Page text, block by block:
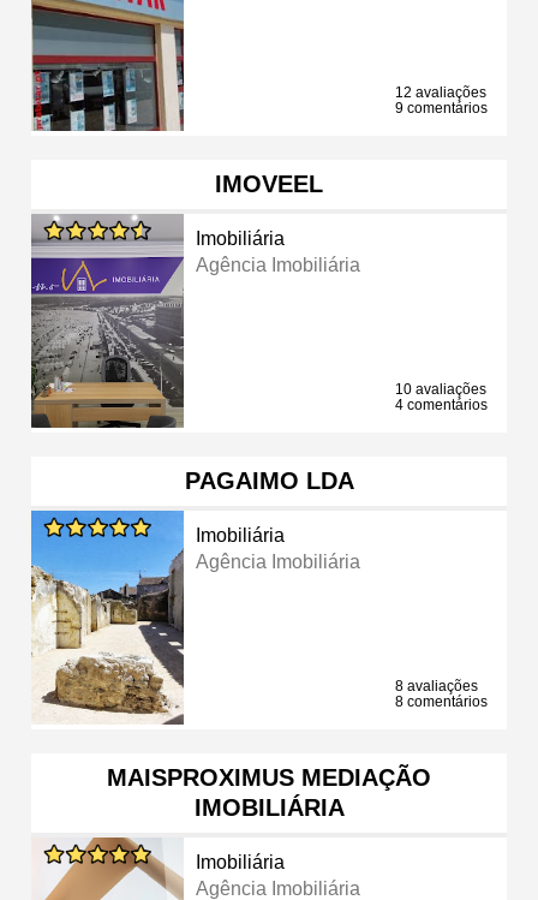
12 avaliações
9 comentários
IMOVEEL
Imobiliária
Agência Imobiliária
10 avaliações
4 comentários
PAGAIMO LDA
Imobiliária
Agência Imobiliária
8 avaliações
8 comentários
MAISPROXIMUS MEDIAÇÃO
IMOBILIÁRIA
Imobiliária
Agência Imobiliária